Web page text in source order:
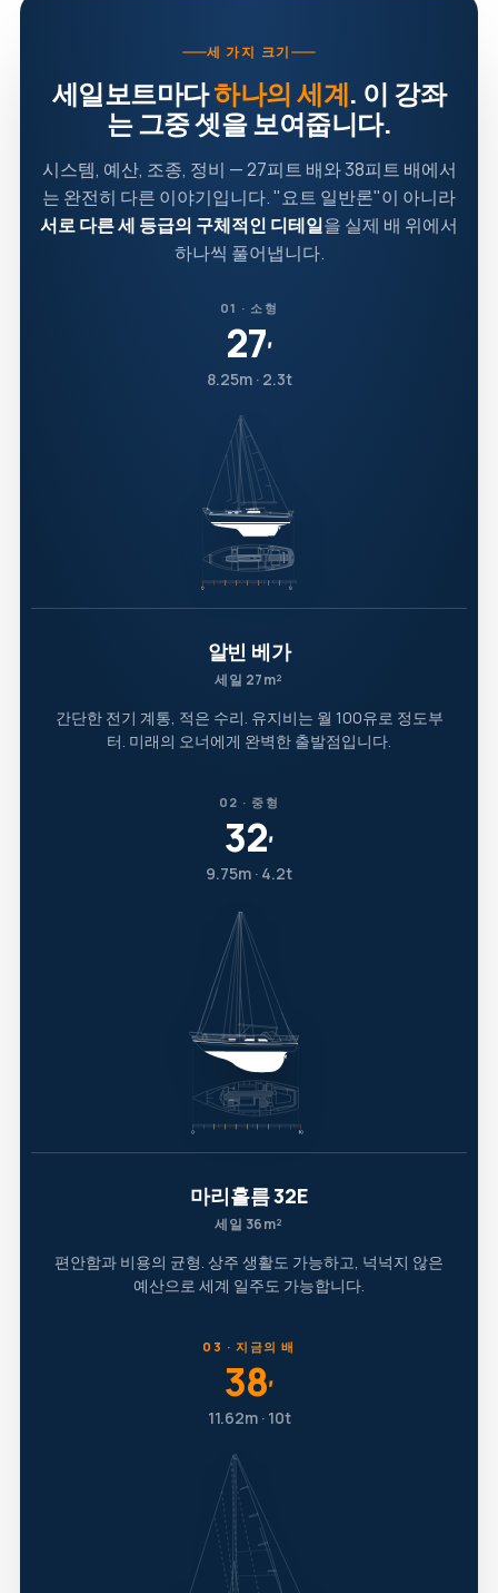
세 가지 크기
세일보트마다하나의 세계. 이 강좌
는 그중 셋을 보여줍니다.
시스템, 예산, 조종, 정비 — 27피트 배와 38피트 배에서
는 완전히 다른 이야기입니다. "요트 일반론"이 아니라
서로 다른 세 등급의 구체적인 디테일을 실제 배 위에서
하나씩 풀어냅니다.
01 · 소형
27′
8.25m · 2.3t
알빈 베가
세일 27m²
간단한 전기 계통, 적은 수리. 유지비는 월 100유로 정도부
터. 미래의 오너에게 완벽한 출발점입니다.
02 · 중형
32′
9.75m · 4.2t
마리홀름 32E
세일 36m²
편안함과 비용의 균형. 상주 생활도 가능하고, 넉넉지 않은
예산으로 세계 일주도 가능합니다.
03 · 지금의 배
38′
11.62m · 10t